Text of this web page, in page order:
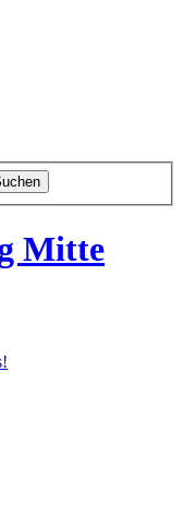
Mitte